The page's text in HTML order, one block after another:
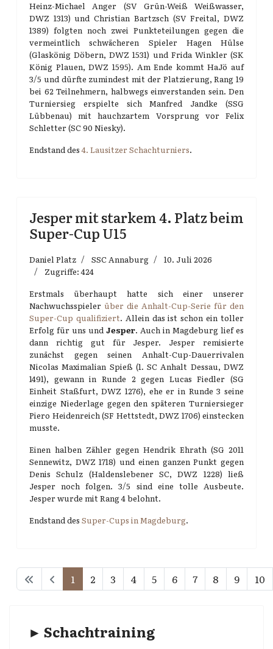
Heinz-Michael Anger (SV Grün-Weiß Weißwasser,
DWZ 1313) und Christian Bartzsch (SV Freital, DWZ
1389) folgten noch zwei Punkteteilungen gegen die
vermeintlich schwächeren Spieler Hagen Hülse
(Glaskönig Döbern, DWZ 1531) und Frida Winkler (SK
König Plauen, DWZ 1595). Am Ende kommt HaJö auf
3/5 und dürfte zumindest mit der Platzierung, Rang 19
bei 62 Teilnehmern, halbwegs einverstanden sein. Den
Turniersieg erspielte sich Manfred Jandke (SSG
Lübbenau) mit hauchzartem Vorsprung vor Felix
Schletter (SC 90 Niesky).
Endstand des4. Lausitzer Schachturniers.
Jesper mit starkem 4. Platz beim
Super-Cup U15
Daniel Platz SSC Annaburg
10. Juli 2026
Zugriffe: 424
Erstmals überhaupt hatte sich einer unserer
Nachwuchsspieler über die Anhalt-Cup-Serie für den
Super-Cup qualifiziert. Allein das ist schon ein toller
Erfolg für uns und Jesper. Auch in Magdeburg lief es
dann richtig gut für Jesper. Jesper remisierte
zunächst gegen seinen Anhalt-Cup-Dauerrivalen
Nicolas Maximalian Spieß (1. SC Anhalt Dessau, DWZ
1491), gewann in Runde 2 gegen Lucas Fiedler (SG
Einheit Staßfurt, DWZ 1276), ehe er in Runde 3 seine
einzige Niederlage gegen den späteren Turniersieger
Piero Heidenreich (SF Hettstedt, DWZ 1706) einstecken
musste.
Einen halben Zähler gegen Hendrik Ehrath (SG 2011
Sennewitz, DWZ 1718) und einen ganzen Punkt gegen
Denis Schulz (Haldenslebener SC, DWZ 1228) ließ
Jesper noch folgen. 3/5 sind eine tolle Ausbeute.
Jesper wurde mit Rang 4 belohnt.
Endstand des Super-Cups in Magdeburg.
1 2 3 4 5 6 7 8 9 10
► Schachtraining